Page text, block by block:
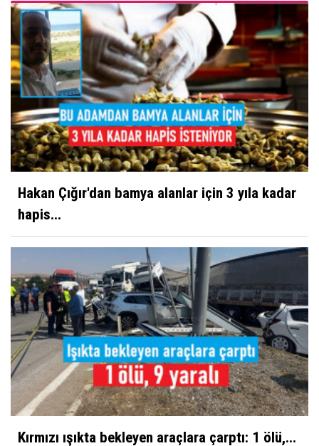
Hakan Çığır'dan bamya alanlar için 3 yıla kadar
hapis...
Kırmızı ışıkta bekleyen araçlara çarptı: 1 ölü,...